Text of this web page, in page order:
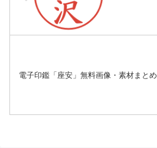
電子印鑑「座安」無料画像・素材まとめ